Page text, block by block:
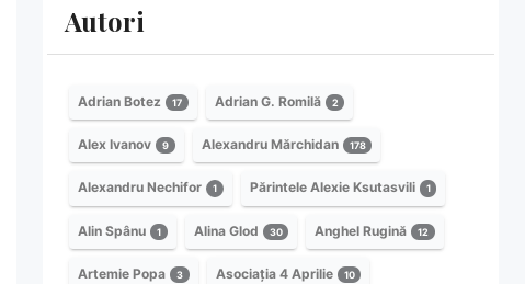
Autori
Adrian Botez 17 Adrian G. Romilă 2
Alex Ivanov 9 Alexandru Mărchidan 178
Alexandru Nechifor 1 Părintele Alexie Ksutasvili 1
Alin Spânu 1 Alina Glod 30 Anghel Rugină 12
Artemie Popa 3 Asociația 4 Aprilie 10